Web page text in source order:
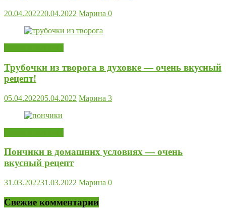
20.04.202220.04.2022 Марина 0
Трубочки из творога в духовке — очень вкусный
рецепт!
05.04.202205.04.2022 Марина 3
Пончики в домашних условиях — очень
вкусный рецепт
31.03.202231.03.2022 Марина 0
Свежие комментарии